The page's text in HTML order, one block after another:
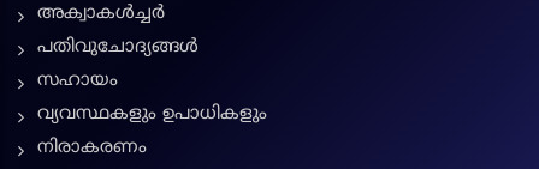
അക്വാകൾച്ചർ
പതിവുചോദ്യങ്ങൾ
സഹായം
വ്യവസ്ഥകളും ഉപാധികളും
നിരാകരണം